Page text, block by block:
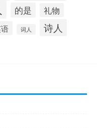
的是 礼物
词人 诗人